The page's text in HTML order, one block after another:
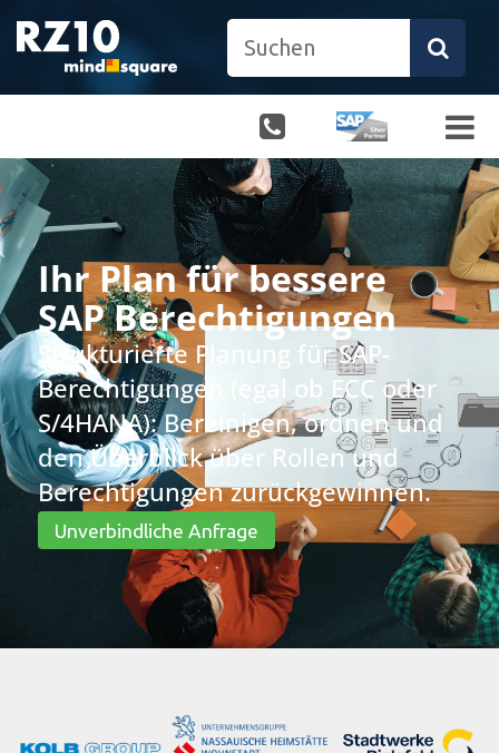
Ihr Plan für bessere
SAP Berechtigungen
Strukturierte Planung für SAP-
Berechtigungen (egal ob ECC oder
S/4HANA): Bereinigen, ordnen und
den Überblick über Rollen und
Berechtigungen zurückgewinnen.
Unverbindliche Anfrage